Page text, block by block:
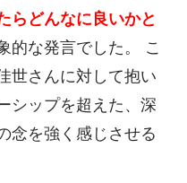
らどんなに良いかと
的な発言でした。 こ
世さんに対して抱い
シップを超えた、深
念を強く感じさせる